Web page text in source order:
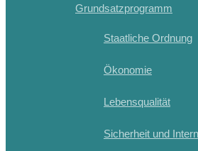
Grundsatzprogramm
Staatliche Ordnung
Ökonomie
Lebensqualität
Sicherheit und